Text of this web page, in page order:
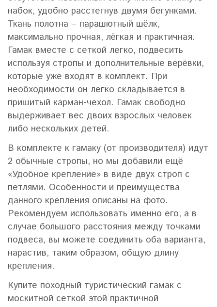
набок, удобно расстегнув двумя бегунками.
Ткань полотна – парашютный шёлк,
максимально прочная, лёгкая и практичная.
Гамак вместе с сеткой легко, подвесить
используя стропы и дополнительные верёвки,
которые уже входят в комплект. При
необходимости он легко складывается в
пришитый карман-чехол. Гамак свободно
выдерживает вес двоих взрослых человек
либо нескольких детей.
В комплекте к гамаку (от производителя) идут
2 обычные стропы, но мы добавили ещё
«Удобное крепление» в виде двух строп с
петлями. Особенности и преимущества
данного крепления описаны на фото.
Рекомендуем использовать именно его, а в
случае большого расстояния между точками
подвеса, вы можете соединить оба варианта,
нарастив, таким образом, общую длину
крепления.
Купите походный туристический гамак с
москитной сеткой этой практичной